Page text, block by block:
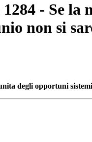
1284 - Se
non si
degli opportuni